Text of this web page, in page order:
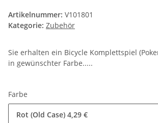
Artikelnummer: V101801
Kategorie: Zubehör
Sie erhalten ein Bicycle Komplettspiel
in gewünschter Farbe.....
Farbe
Rot (Old Case) 4,29 €